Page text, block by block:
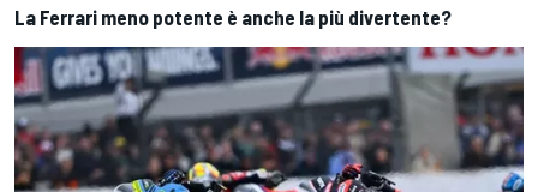
La Ferrari meno potente è anche la più divertente?